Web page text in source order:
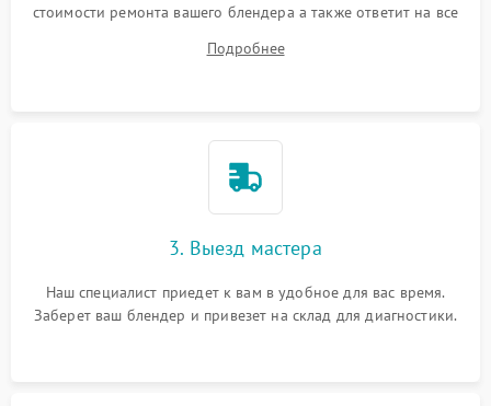
стоимости ремонта вашего блендера а также ответит на все
Подробнее
3. Выезд мастера
Наш специалист приедет к вам в удобное для вас время.
Заберет ваш блендер и привезет на склад для диагностики.